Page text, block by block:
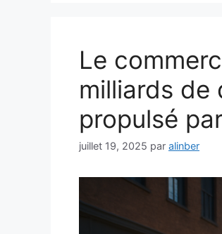
Le
milliards de
propulsé
juillet 19, 2025 par alinber